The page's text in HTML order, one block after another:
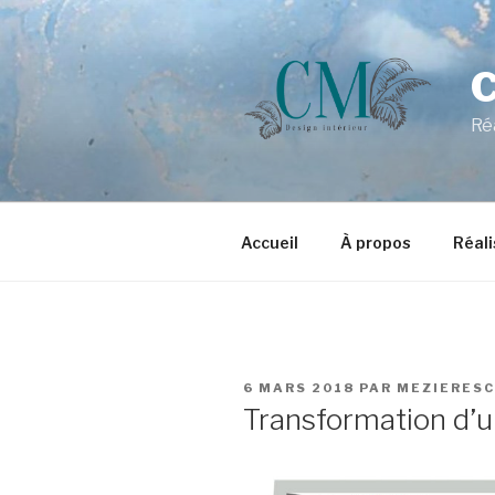
Aller
contenu
Accueil À propos
PUBLIÉ
LE
6 MARS 2018 PAR
Transformation